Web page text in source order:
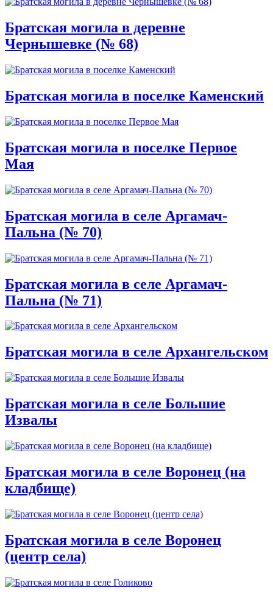
Братская могила в деревне
Чернышевке (№ 68)
Братская могила в поселке Каменский
Братская могила в поселке Первое
Мая
Братская могила в селе Аргамач-
Пальна (№ 70)
Братская могила в селе Аргамач-
Пальна (№ 71)
Братская могила в селе Архангельском
Братская могила в селе Большие
Извалы
Братская могила в селе Воронец (на
кладбище)
Братская могила в селе Воронец
(центр села)